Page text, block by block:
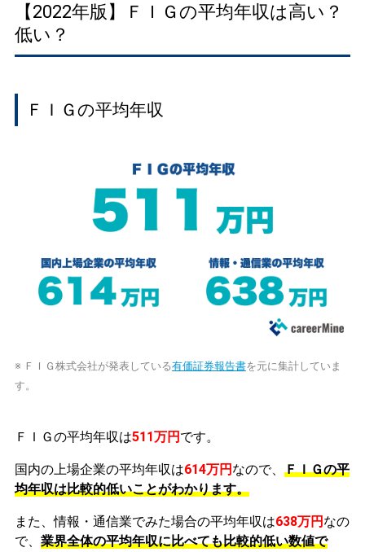
【2022年版】ＦＩＧの平均年収は高い？
低い？
ＦＩＧの平均年収
※ ＦＩＧ株式会社が発表している有価証券報告書を元に集計していま
す。
ＦＩＧの平均年収は511万円 です。
国内の上場企業の平均年収は614万円 なので、 ＦＩＧの平
均年収は比較的低いことがわかります。
また、情報・通信業でみた場合の平均年収は638万円 なの
で、 業界全体の平均年収に比べても比較的低い数値で